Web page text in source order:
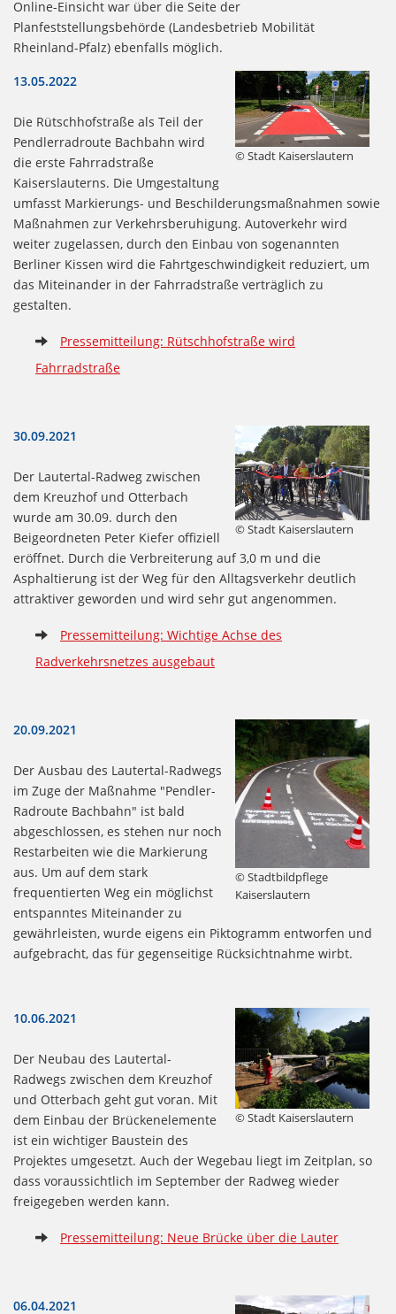
Online-Einsicht war über die Seite der
Planfeststellungsbehörde (Landesbetrieb Mobilität
Rheinland-Pfalz) ebenfalls möglich.
© Stadt Kaiserslautern
13.05.2022
Die Rütschhofstraße als Teil der
Pendlerradroute Bachbahn wird
die erste Fahrradstraße
Kaiserslauterns. Die Umgestaltung
umfasst Markierungs- und Beschilderungsmaßnahmen sowie
Maßnahmen zur Verkehrsberuhigung. Autoverkehr wird
weiter zugelassen, durch den Einbau von sogenannten
Berliner Kissen wird die Fahrtgeschwindigkeit reduziert, um
das Miteinander in der Fahrradstraße verträglich zu
gestalten.
Pressemitteilung: Rütschhofstraße wird
Fahrradstraße
© Stadt Kaiserslautern
30.09.2021
Der Lautertal-Radweg zwischen
dem Kreuzhof und Otterbach
wurde am 30.09. durch den
Beigeordneten Peter Kiefer offiziell
eröffnet. Durch die Verbreiterung auf 3,0 m und die
Asphaltierung ist der Weg für den Alltagsverkehr deutlich
attraktiver geworden und wird sehr gut angenommen.
Pressemitteilung: Wichtige Achse des
Radverkehrsnetzes ausgebaut
© Stadtbildpflege
Kaiserslautern
20.09.2021
Der Ausbau des Lautertal-Radwegs
im Zuge der Maßnahme "Pendler-
Radroute Bachbahn" ist bald
abgeschlossen, es stehen nur noch
Restarbeiten wie die Markierung
aus. Um auf dem stark
frequentierten Weg ein möglichst
entspanntes Miteinander zu
gewährleisten, wurde eigens ein Piktogramm entworfen und
aufgebracht, das für gegenseitige Rücksichtnahme wirbt.
© Stadt Kaiserslautern
10.06.2021
Der Neubau des Lautertal-
Radwegs zwischen dem Kreuzhof
und Otterbach geht gut voran. Mit
dem Einbau der Brückenelemente
ist ein wichtiger Baustein des
Projektes umgesetzt. Auch der Wegebau liegt im Zeitplan, so
dass voraussichtlich im September der Radweg wieder
freigegeben werden kann.
Pressemitteilung: Neue Brücke über die Lauter
06.04.2021